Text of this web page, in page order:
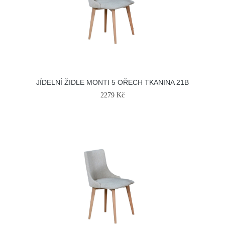
JÍDELNÍ ŽIDLE MONTI 5 OŘECH TKANINA 21B
2279 Kč